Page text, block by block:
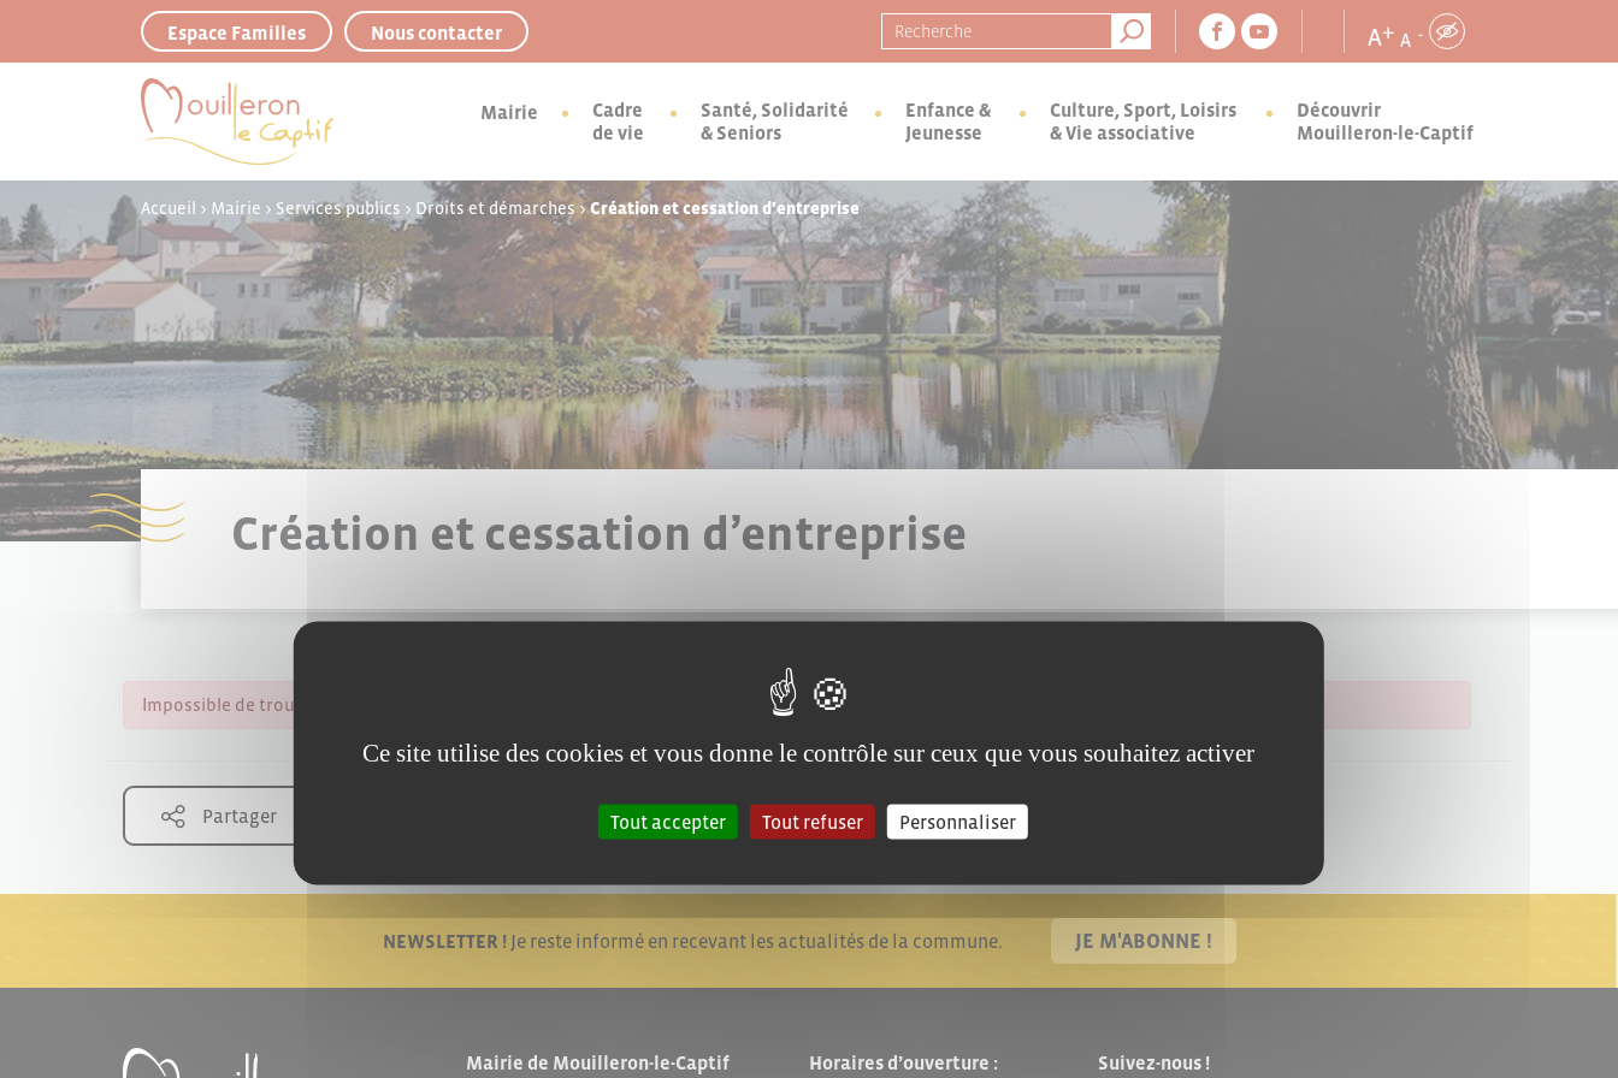
Espace Familles Nous contacter Recherche pour : A+ A -
Mairie
Cadre
de vie
Santé, Solidarité
& Seniors
Enfance &
Jeunesse
Culture, Sport, Loisirs
& Vie associative
Découvrir
Mouilleron-le-Captif
Accueil > Mairie > Services publics > Droits et démarches >Création et cessation d’entreprise
Création et cessation d’entreprise
Impossible de trouver la fiche : F32927.xml
Partager
NEWSLETTER !Je reste informé en recevant les actualités de la commune. JE M'ABONNE !
Mairie de Mouilleron-le-Captif Horaires d’ouverture : Suivez-nous !
Panneau de gestion des cookies
Ce site utilise des cookies et vous donne le contrôle sur ceux que vous souhaitez activer
Tout accepter Tout refuser Personnaliser